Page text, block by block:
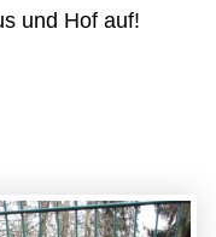
und Hof auf!